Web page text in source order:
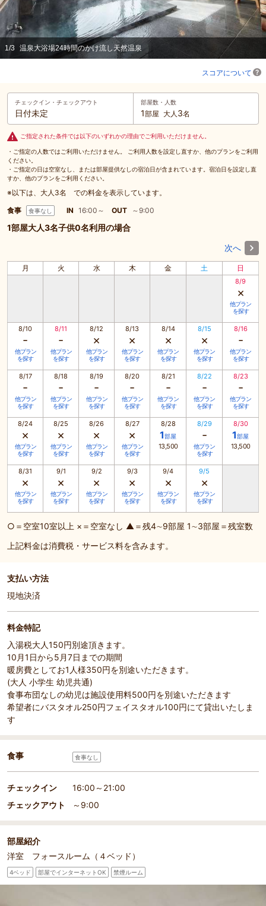
1/3 温泉大浴場24時間のかけ流し天然温泉
スコアについて
チェックイン・ チェックアウト
日付未定
部屋数・人数
1部屋 大人 3名
ご指定された条件では以下のいずれかの理由でご利用いただけません。
・ご指定の人数ではご利用いただけません。 ご利用人数を設定し直すか、他のプランをご利用
ください。
・ご指定の日は空室なし、または部屋提供なしの宿泊日が含まれています。宿泊日を設定し直
すか、他のプランをご利用ください。
※以下は、大人3名 での料金を表示しています。
食事
食事なし IN 16:00～ OUT ～9:00
1部屋大人3名子供0名利用の場合
次へ
月 火 水 木 金 土 日
8/9
×
他プラン
を探す
8/10
-
他プラン
を探す
8/11
-
他プラン
を探す
8/12
×
他プラン
を探す
8/13
×
他プラン
を探す
8/14
×
他プラン
を探す
8/15
×
他プラン
を探す
8/16
-
他プラン
を探す
8/17
-
他プラン
を探す
8/18
-
他プラン
を探す
8/19
-
他プラン
を探す
8/20
-
他プラン
を探す
8/21
-
他プラン
を探す
8/22
-
他プラン
を探す
8/23
-
他プラン
を探す
8/24
×
他プラン
を探す
8/25
×
他プラン
を探す
8/26
×
他プラン
を探す
8/27
×
他プラン
を探す
8/28
1部屋
13,500
8/29
-
他プラン
を探す
8/30
1部屋
13,500
8/31
×
他プラン
を探す
9/1
×
他プラン
を探す
9/2
×
他プラン
を探す
9/3
×
他プラン
を探す
9/4
×
他プラン
を探す
9/5
×
他プラン
を探す
○＝空室10室以上 ×＝空室なし ▲＝残4∼9部屋 1∼3部屋＝残室数
上記料金は消費税・サービス料を含みます。
支払い方法
現地決済
料金特記
入湯税大人150円別途頂きます。
10月1日から5月7日までの期間
暖房費としてお1人様350円を別途いただきます。
(大人 小学生 幼児共通)
食事布団なしの幼児は施設使用料500円を別途いただきます
希望者にバスタオル250円フェイスタオル100円にて貸出いたしま
す
食事 食事なし
チェックイン
16:00～21:00
チェックアウト
～9:00
部屋紹介
洋室 フォースルーム（４ベッド）
4ベッド 部屋でインターネットOK 禁煙ルーム